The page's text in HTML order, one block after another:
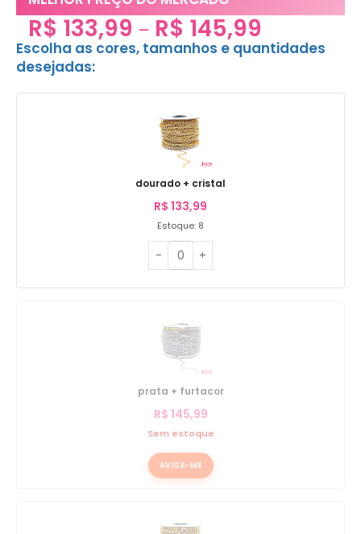
R$ 133,99 – R$ 145,99
Escolha as cores, tamanhos e quantidades
desejadas:
dourado + cristal
R$ 133,99
Estoque: 8
prata + furtacor
R$ 145,99
Sem estoque
AVISE-ME